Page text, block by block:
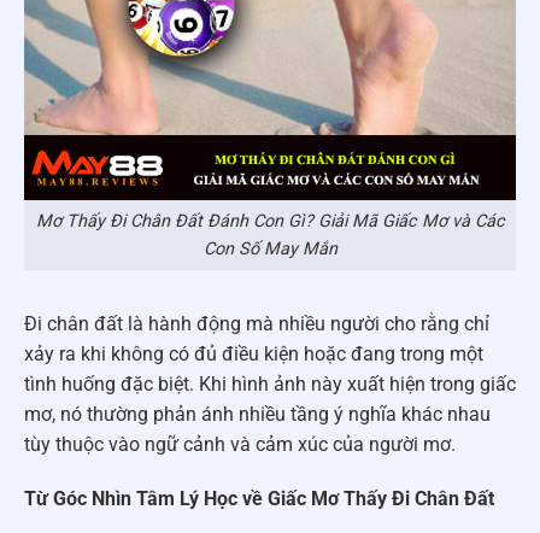
Mơ Thấy Đi Chân Đất Đánh Con Gì? Giải Mã Giấc Mơ và Các
Con Số May Mắn
Đi chân đất là hành động mà nhiều người cho rằng chỉ
xảy ra khi không có đủ điều kiện hoặc đang trong một
tình huống đặc biệt. Khi hình ảnh này xuất hiện trong giấc
mơ, nó thường phản ánh nhiều tầng ý nghĩa khác nhau
tùy thuộc vào ngữ cảnh và cảm xúc của người mơ.
Từ Góc Nhìn Tâm Lý Học về Giấc Mơ Thấy Đi Chân Đất